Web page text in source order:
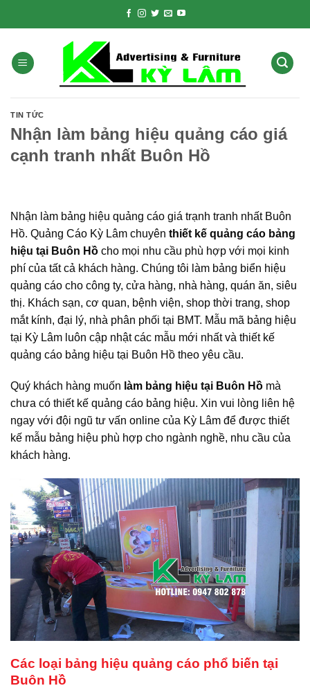
TIN TỨC
Nhận làm bảng hiệu quảng cáo giá
cạnh tranh nhất Buôn Hồ
Nhận làm bảng hiệu quảng cáo giá trạnh tranh nhất Buôn
Hồ. Quảng Cáo Kỳ Lâm chuyên thiết kế quảng cáo bảng
hiệu tại Buôn Hồ cho mọi nhu cầu phù hợp với mọi kinh
phí của tất cả khách hàng. Chúng tôi làm bảng biển hiệu
quảng cáo cho công ty, cửa hàng, nhà hàng, quán ăn, siêu
thị. Khách sạn, cơ quan, bệnh viện, shop thời trang, shop
mắt kính, đại lý, nhà phân phối tại BMT. Mẫu mã bảng hiệu
tại Kỳ Lâm luôn cập nhật các mẫu mới nhất và thiết kế
quảng cáo bảng hiệu tại Buôn Hồ theo yêu cầu.
Quý khách hàng muốn làm bảng hiệu tại Buôn Hồ mà
chưa có thiết kế quảng cáo bảng hiệu. Xin vui lòng liên hệ
ngay với đội ngũ tư vấn online của Kỳ Lâm để được thiết
kế mẫu bảng hiệu phù hợp cho ngành nghề, nhu cầu của
khách hàng.
Các loại bảng hiệu quảng cáo phổ biến tại
Buôn Hồ